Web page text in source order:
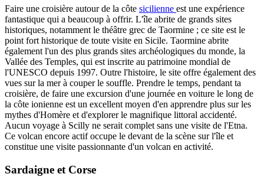
Faire une croisière autour de la côte sicilienne est une expérience
fantastique qui a beaucoup à offrir. L'île abrite de grands sites
historiques, notamment le théâtre grec de Taormine ; ce site est le
point fort historique de toute visite en Sicile. Taormine abrite
également l'un des plus grands sites archéologiques du monde, la
Vallée des Temples, qui est inscrite au patrimoine mondial de
l'UNESCO depuis 1997. Outre l'histoire, le site offre également des
vues sur la mer à couper le souffle. Prendre le temps, pendant ta
croisière, de faire une excursion d'une journée en voiture le long de
la côte ionienne est un excellent moyen d'en apprendre plus sur les
mythes d'Homère et d'explorer le magnifique littoral accidenté.
Aucun voyage à Scilly ne serait complet sans une visite de l'Etna.
Ce volcan encore actif occupe le devant de la scène sur l'île et
constitue une visite passionnante d'un volcan en activité.
Sardaigne et Corse